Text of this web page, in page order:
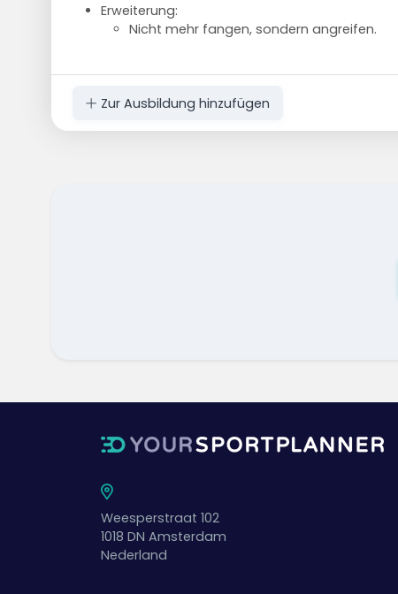
Erweiterung:
Nicht mehr fangen, sondern angreifen.
Zur Ausbildung hinzufügen
Weesperstraat 102
1018 DN Amsterdam
Nederland